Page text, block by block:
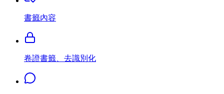
書籤內容
卷證書籤、去識別化